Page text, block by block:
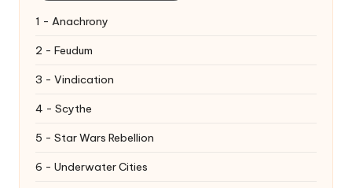
1 - Anachrony
2 - Feudum
3 - Vindication
4 - Scythe
5 - Star Wars Rebellion
6 - Underwater Cities